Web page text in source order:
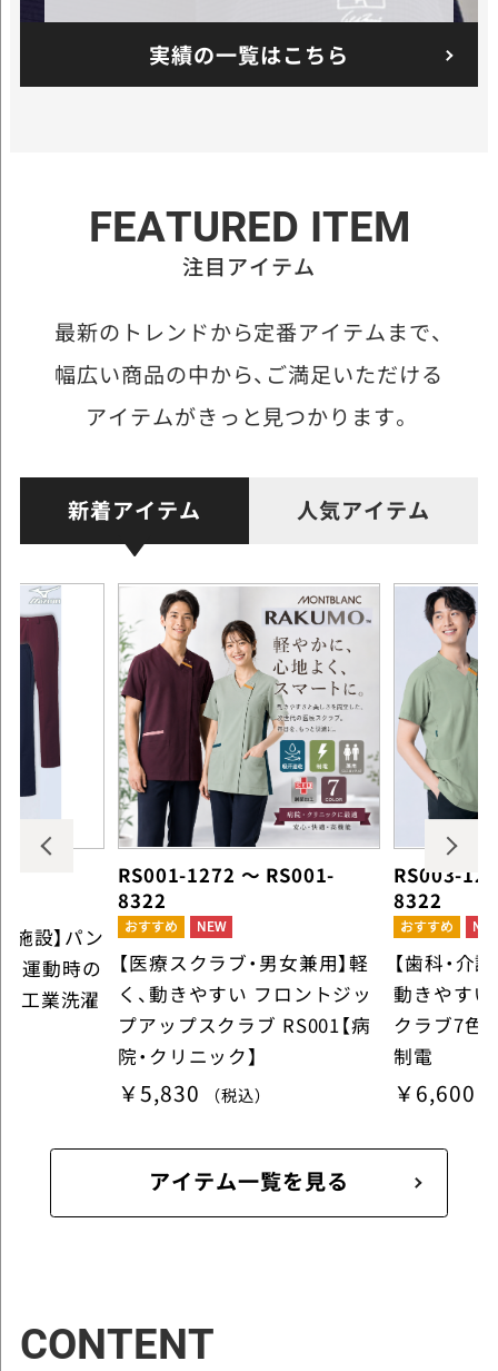
実績の一覧はこちら
FEATURED ITEM
注目アイテム
最新のトレンドから定番アイテムまで、
幅広い商品の中から、 ご満足いただける
アイテムがきっと見つかります。
新着アイテム
施設】パン
運動時の
工業洗濯
RS001-1272 ～ RS001-
8322
【医療スクラブ・男女兼用】軽
く、動きやすい フロントジッ
プアップスクラブ RS001【病
院・クリニック】
￥5,830 （税込）
RS003-
8322
【歯科・介
動きやす
クラブ7色
制電
￥6,600
人気アイテム
アイテム一覧を見る
CONTENT